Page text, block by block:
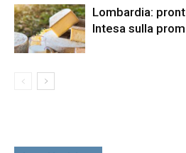
Lombardia:
Intesa sulla